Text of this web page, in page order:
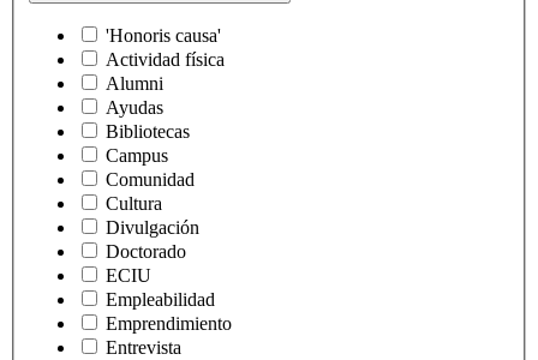
'Honoris causa'
Actividad física
Alumni
Ayudas
Bibliotecas
Campus
Comunidad
Cultura
Divulgación
Doctorado
ECIU
Empleabilidad
Emprendimiento
Entrevista